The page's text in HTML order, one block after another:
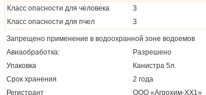
Класс опасности для человека
3
Класс опасности для пчел
3
Запрещено применение в водоохранной зоне водоемов
Авиаобработка:
Разрешено
Упаковка
Канистра 5л.
Срок хранения
2 года
Регистрант
ООО «Агрохим-ХХ1»